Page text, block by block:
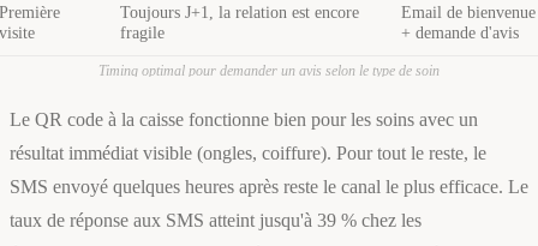
Timing optimal pour demander un avis selon le type de soin
Première
visite
Toujours J+1, la relation est encore
fragile
Email de bienvenue
+ demande d'avis
Le QR code à la caisse fonctionne bien pour les soins avec un
résultat immédiat visible (ongles, coiffure). Pour tout le reste, le
SMS envoyé quelques heures après reste le canal le plus efficace. Le
taux de réponse aux SMS atteint jusqu'à 39 % chez les